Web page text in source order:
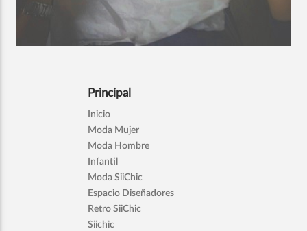
Principal
Inicio
Moda Mujer
Moda Hombre
Infantil
Moda SiiChic
Espacio Diseñadores
Retro SiiChic
Siichic